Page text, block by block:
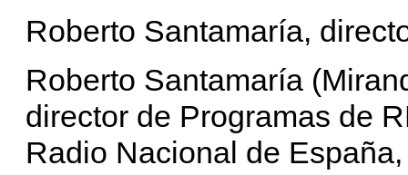
Roberto Santamaría,
Roberto Santamaría
director de Programas de
Radio Nacional de